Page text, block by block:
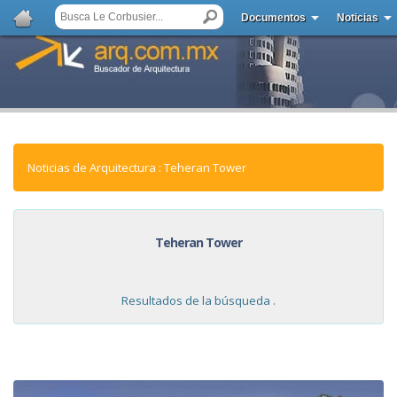
Documentos Noticias
Noticias de Arquitectura : Teheran Tower
Teheran Tower
Resultados de la búsqueda .